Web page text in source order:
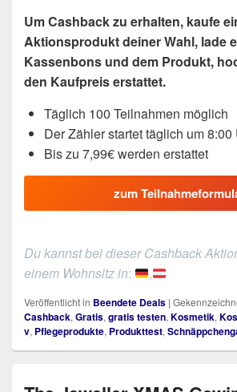
Um Cashback zu erhalten, kaufe
Aktionsprodukt deiner Wahl, lade
Kassenbons und dem Produkt,
den Kaufpreis erstattet.
Täglich 100 Teilnahmen möglich
Der Zähler startet täglich um 8:00
Bis zu 7,99€ werden erstattet
zum
Du kannst bei dieser Cashback
einem Wohnsitz in: ,
Veröffentlicht in Beendete Deals |
Cashback, Gratis, gratis testen, Kosmetik,
v, Pflegeprodukte, Produkttest,